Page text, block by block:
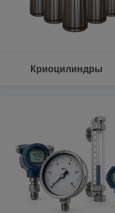
Криоцилиндры